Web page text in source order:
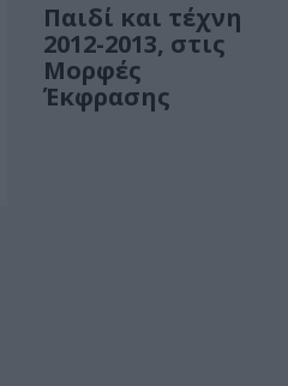
Παιδί και τέχνη
2012-2013, στις
Μορφές
Έκφρασης